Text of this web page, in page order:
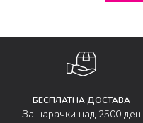
БЕСПЛАТНА ДОСТАВА
За нарачки над 2500 ден